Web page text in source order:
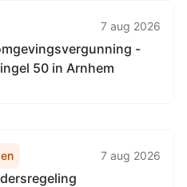
7 aug 2026
-
50 in Arnhem
7 aug 2026